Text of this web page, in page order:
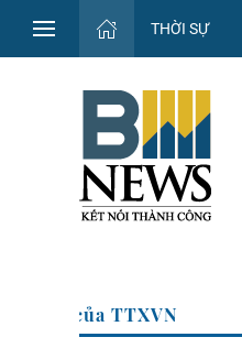
THỜI SỰ
tin kinh tế của TTXVN